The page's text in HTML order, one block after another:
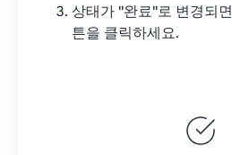
상태가 "완료"로 변경되면
튼을 클릭하세요.